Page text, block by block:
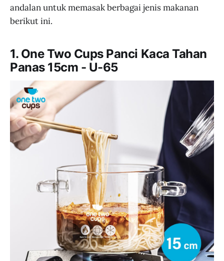
andalan untuk memasak berbagai jenis makanan
berikut ini.
1. One Two Cups Panci Kaca Tahan
Panas 15cm - U-65